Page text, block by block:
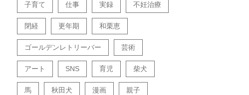
子育て 仕事 実録 不妊治療
閉経 更年期 和栗恵
ゴールデンレトリーバー 芸術
アート SNS 育児 柴犬
馬 秋田犬 漫画 親子